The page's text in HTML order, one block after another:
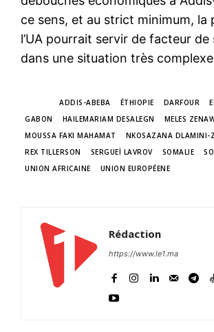
Formules d’abonnement
Mon compte
l’Union Africaine
14 March 2017
In "Afrique"
Le Maroc baisse son niveau
de représentation au Sommet
africain de Nouakchott
Les travaux du 31e Sommet
de l’Union africaine se sont
ce sens, et au strict minimum, la
l’UA pourrait servir de facteur
dans une situation très
ADDIS-ABEBA ÉTHIOPIE DARFOUR
GABON
HAILEMARIAM DESALEGN
MELES
MOUSSA FAKI MAHAMAT
NKOSAZANA DLAMINI-
REX TILLERSON
SERGUEÏ LAVROV SOMALIE
UNION AFRICAINE
UNION EUROPÉENE
Rédaction
https://www.le1.ma